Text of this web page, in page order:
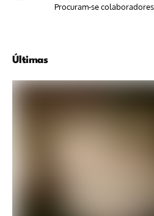
Procuram-se colaboradores
Últimas